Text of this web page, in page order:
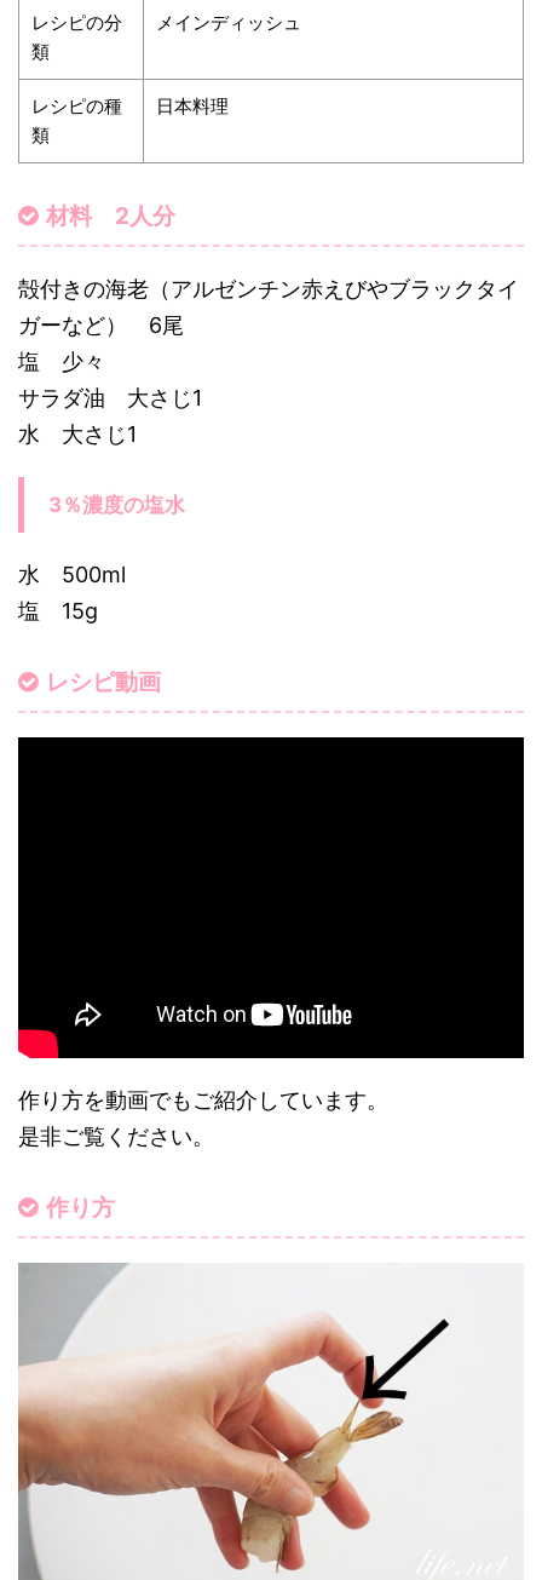
レシピの分
類
メインディッシュ
レシピの種
類
日本料理
材料 2人分
殻付きの海老（アルゼンチン赤えびやブラックタイ
ガーなど） 6尾
塩 少々
サラダ油 大さじ1
水 大さじ1
3％濃度の塩水
水 500ml
塩 15g
レシピ動画
作り方を動画でもご紹介しています。
是非ご覧ください。
作り方